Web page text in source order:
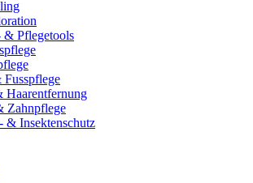
& Pflegetools
Haarentfernung
Zahnpflege
& Insektenschutz